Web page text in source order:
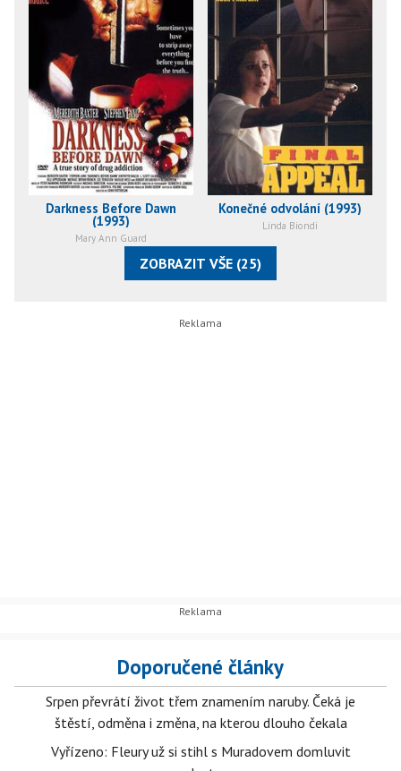
Darkness Before Dawn
(1993)
Mary Ann Guard
Konečné odvolání (1993)
Linda Biondi
ZOBRAZIT VŠE (25)
Doporučené články
Srpen převrátí život třem znamením naruby. Čeká je
štěstí, odměna i změna, na kterou dlouho čekala
Vyřízeno: Fleury už si stihl s Muradovem domluvit